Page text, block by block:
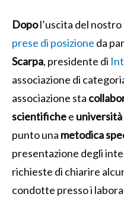
Dopol’uscita del
prese di posizione da
Scarpa, presidente di
associazione di
associazione sta
scientifichee università
punto una metodica
presentazione degli
richieste di chiarire
condotte presso i